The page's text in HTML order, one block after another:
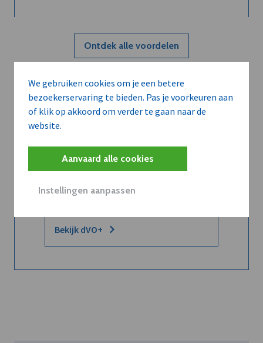
We gebruiken cookies om je een betere
bezoekerservaring te bieden. Pas je voorkeuren aan
of klik op akkoord om verder te gaan naar de
website.
Aanvaard alle cookies
Instellingen aanpassen
Ontdek alle voordelen
Abboneer
leren kennen maar dat men u ook
dVO helpt u het maximale te halen uit
Bekijk dVO+